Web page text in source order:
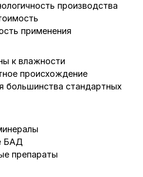
производства
применения
к влажности
происхождение
большинства стандартных
БАД
препараты